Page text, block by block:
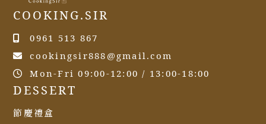
COOKING.SIR
0961 513 867
cookingsir888@gmail.com
Mon-Fri 09:00-12:00 / 13:00-18:00
DESSERT
節慶禮盒